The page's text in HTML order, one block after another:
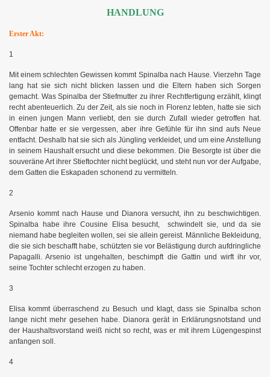
HANDLUNG
Erster Akt:
1
Mit einem schlechten Gewissen kommt Spinalba nach Hause. Vierzehn Tage
lang hat sie sich nicht blicken lassen und die Eltern haben sich Sorgen
gemacht. Was Spinalba der Stiefmutter zu ihrer Rechtfertigung erzählt, klingt
recht abenteuerlich. Zu der Zeit, als sie noch in Florenz lebten, hatte sie sich
in einen jungen Mann verliebt, den sie durch Zufall wieder getroffen hat.
Offenbar hatte er sie vergessen, aber ihre Gefühle für ihn sind aufs Neue
entfacht. Deshalb hat sie sich als Jüngling verkleidet, und um eine Anstellung
in seinem Haushalt ersucht und diese bekommen. Die Besorgte ist über die
souveräne Art ihrer Stieftochter nicht beglückt, und steht nun vor der Aufgabe,
dem Gatten die Eskapaden schonend zu vermitteln.
2
Arsenio kommt nach Hause und Dianora versucht, ihn zu beschwichtigen.
Spinalba habe ihre Cousine Elisa besucht, schwindelt sie, und da sie
niemand habe begleiten wollen, sei sie allein gereist. Männliche Bekleidung,
die sie sich beschafft habe, schützten sie vor Belästigung durch aufdringliche
Papagalli. Arsenio ist ungehalten, beschimpft die Gattin und wirft ihr vor,
seine Tochter schlecht erzogen zu haben.
3
Elisa kommt überraschend zu Besuch und klagt, dass sie Spinalba schon
lange nicht mehr gesehen habe. Dianora gerät in Erklärungsnotstand und
der Haushaltsvorstand weiß nicht so recht, was er mit ihrem Lügengespinst
anfangen soll.
4